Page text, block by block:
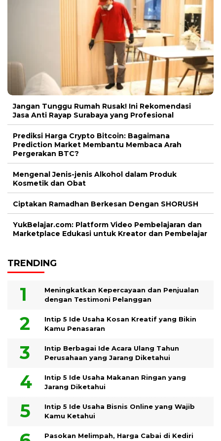
Jangan Tunggu Rumah Rusak! Ini Rekomendasi
Jasa Anti Rayap Surabaya yang Profesional
Prediksi Harga Crypto Bitcoin: Bagaimana
Prediction Market Membantu Membaca Arah
Pergerakan BTC?
Mengenal Jenis-jenis Alkohol dalam Produk
Kosmetik dan Obat
Ciptakan Ramadhan Berkesan Dengan SHORUSH
YukBelajar.com: Platform Video Pembelajaran dan
Marketplace Edukasi untuk Kreator dan Pembelajar
TRENDING
Meningkatkan Kepercayaan dan Penjualan
dengan Testimoni Pelanggan
Intip 5 Ide Usaha Kosan Kreatif yang Bikin
Kamu Penasaran
Intip Berbagai Ide Acara Ulang Tahun
Perusahaan yang Jarang Diketahui
Intip 5 Ide Usaha Makanan Ringan yang
Jarang Diketahui
Intip 5 Ide Usaha Bisnis Online yang Wajib
Kamu Ketahui
Pasokan Melimpah, Harga Cabai di Kediri